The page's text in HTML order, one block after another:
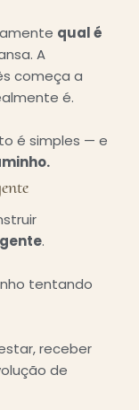
qual é
A
começa a
é.
é simples — e
.
tentando
receber
de